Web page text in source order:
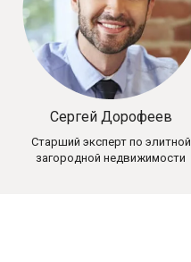
Сергей Дорофеев
Старший эксперт по элитной
загородной недвижимости